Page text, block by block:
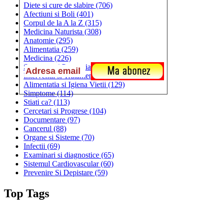
Diete si cure de slabire (706)
Afectiuni si Boli (401)
Corpul de la A la Z (315)
Medicina Naturista (308)
Anatomie (295)
Alimentatia (259)
Medicina (226)
Sanatatea si Preventia(170)
Interventii si Tratamente(167)
Alimentatia si Igiena Vietii (129)
Simptome(114)
Stiati ca? (113)
Cercetari si Progrese (104)
Documentare (97)
Cancerul (88)
Organe si Sisteme (70)
Infectii (69)
Examinari si diagnostice (65)
Sistemul Cardiovascular(60)
Prevenire Si Depistare (59)
Top Tags